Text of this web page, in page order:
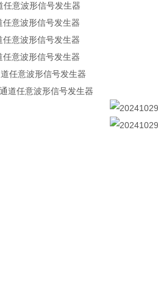
意波形信号发生器
意波形信号发生器
意波形信号发生器
意波形信号发生器
意波形信号发生器
任意波形信号发生器